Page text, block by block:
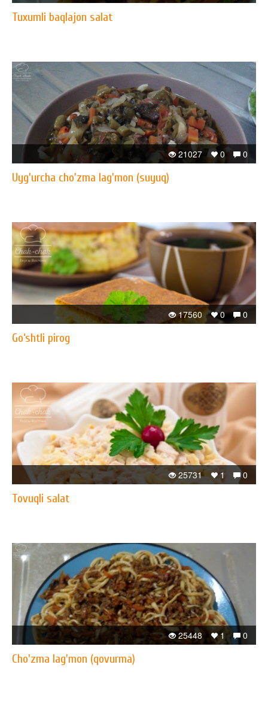
Tuxumli baqlajon salat
0
0
21027
Uyg'urcha cho'zma lag'mon (suyuq)
0
0
17560
Go‘shtli pirog
0
1
25731
Tovuqli salat
0
1
25448
Cho'zma lag'mon (qovurma)